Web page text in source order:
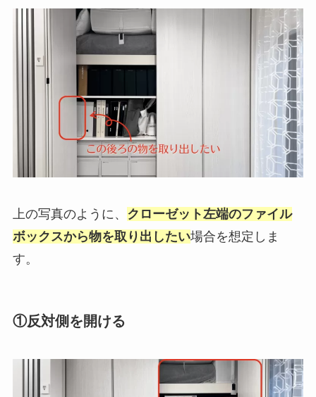
上の写真のように、 クローゼット左端のファイル
ボックスから物を取り出したい場合を想定しま
す。
①反対側を開ける